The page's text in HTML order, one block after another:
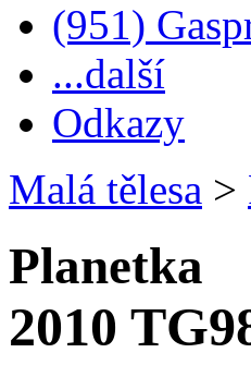
(951)
...další
Odkazy
Malá tělesa >
Planetka
2010